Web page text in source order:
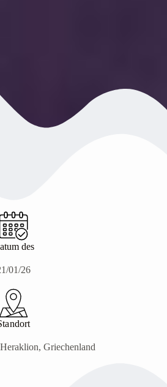
des
01/26
Griechenland